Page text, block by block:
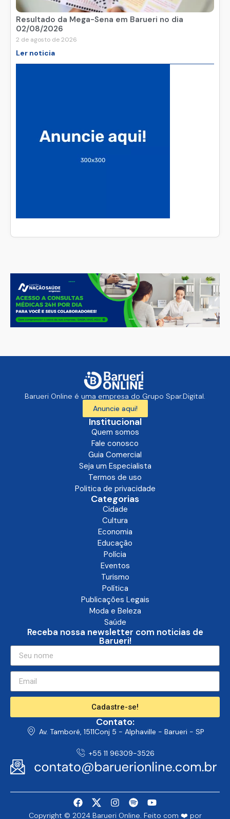
Resultado da Mega-Sena em Barueri no dia
02/08/2026
2 de agosto de 2026
Ler noticia
Barueri Online é uma empresa do Grupo Spar.Digital.
Anuncie aqui!
Institucional
Quem somos
Fale conosco
Guia Comercial
Seja um Especialista
Termos de uso
Politica de privacidade
Categorias
Cidade
Cultura
Economia
Educação
Polícia
Eventos
Turismo
Política
Publicações Legais
Moda e Beleza
Saúde
Receba nossa newsletter com noticias de
Barueri!
Cadastre-se!
Contato:
Av. Tamboré, 1511Conj 5 - Alphaville - Barueri - SP
+55 11 96309-3526
Copyright © 2024 Barueri Online. Feito com ❤️ por